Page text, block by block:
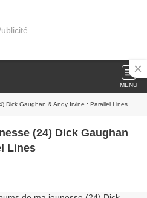
MENU
Dick Gaughan & Andy Irvine : Parallel Lines
(24) Dick Gaughan
Lines